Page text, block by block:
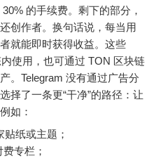
的手续费。剩下的部分，
创作者。换句话说，每当用
就能即时获得收益。这些
使用，也可通过 TON 区块链
。Telegram 没有通过广告分
择了一条更“干净”的路径：让
如：
纸或主题；
专栏；